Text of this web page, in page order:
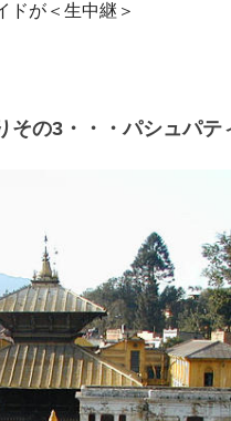
ドが＜生中継＞
その3・・・パシュパテ